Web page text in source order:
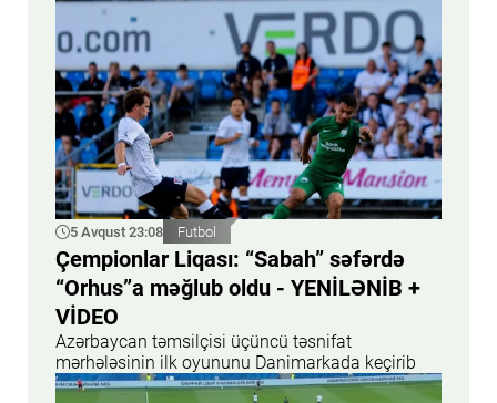
5 Avqust 23:08 Futbol
Çempionlar Liqası: “Sabah” səfərdə
“Orhus”a məğlub oldu - YENİLƏNİB +
VİDEO
Azərbaycan təmsilçisi üçüncü təsnifat
mərhələsinin ilk oyununu Danimarkada keçirib